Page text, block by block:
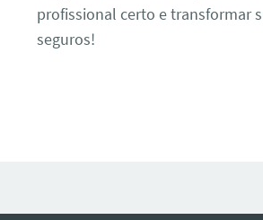
profissional certo e transformar
seguros!